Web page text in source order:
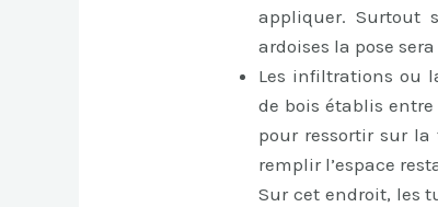
appliquer. Surtout
ardoises la pose
Les infiltrations ou
de bois établis
pour ressortir sur
remplir l’espace
Sur cet endroit, les